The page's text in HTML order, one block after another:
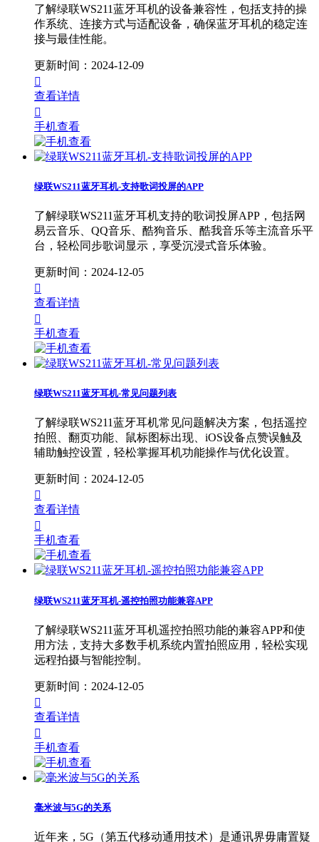
了解绿联WS211蓝牙耳机的设备兼容性，包括支持的操
作系统、连接方式与适配设备，确保蓝牙耳机的稳定连
接与最佳性能。
更新时间：2024-12-09

查看详情

手机查看
绿联WS211蓝牙耳机-支持歌词投屏的APP
了解绿联WS211蓝牙耳机支持的歌词投屏APP，包括网
易云音乐、QQ音乐、酷狗音乐、酷我音乐等主流音乐平
台，轻松同步歌词显示，享受沉浸式音乐体验。
更新时间：2024-12-05

查看详情

手机查看
绿联WS211蓝牙耳机-常见问题列表
了解绿联WS211蓝牙耳机常见问题解决方案，包括遥控
拍照、翻页功能、鼠标图标出现、iOS设备点赞误触及
辅助触控设置，轻松掌握耳机功能操作与优化设置。
更新时间：2024-12-05

查看详情

手机查看
绿联WS211蓝牙耳机-遥控拍照功能兼容APP
了解绿联WS211蓝牙耳机遥控拍照功能的兼容APP和使
用方法，支持大多数手机系统内置拍照应用，轻松实现
远程拍摄与智能控制。
更新时间：2024-12-05

查看详情

手机查看
毫米波与5G的关系
近年来，5G（第五代移动通用技术）是通讯界毋庸置疑